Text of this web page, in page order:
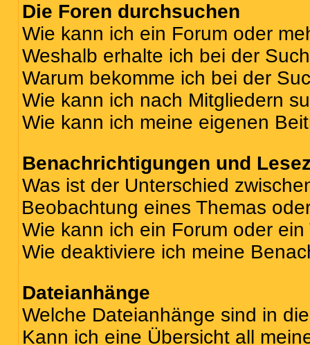
Die Foren durchsuchen
Wie kann ich ein Forum oder
Weshalb erhalte ich bei der
Warum bekomme ich bei der
Wie kann ich nach Mitgliedern
Wie kann ich meine eigenen
Benachrichtigungen und
Was ist der Unterschied
Beobachtung eines Themas
Wie kann ich ein Forum oder
Wie deaktiviere ich meine
Dateianhänge
Welche Dateianhänge sind in
Kann ich eine Übersicht all